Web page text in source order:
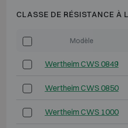
CLASSE DE RÉSISTANCE À
Modèle
Wertheim CWS 0849
Wertheim CWS 0850
Wertheim CWS 1000